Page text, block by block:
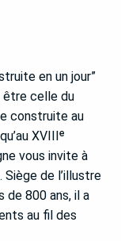
en un jour”
être celle du
construite au
XVIIIᵉ
vous invite à
de l’illustre
de 800 ans, il a
au fil des